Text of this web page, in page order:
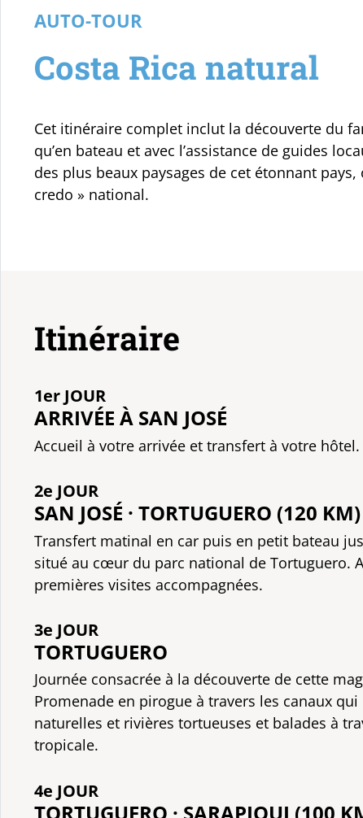
AUTO-TOUR
Costa Rica natural
Cet itinéraire complet inclut la découverte du
qu’en bateau et avec l’assistance de guides
des plus beaux paysages de cet étonnant
credo » national.
Itinéraire
1er JOUR
ARRIVÉE À SAN JOSÉ
Accueil à votre arrivée et transfert à votre hôtel.
2e JOUR
SAN JOSÉ · TORTUGUERO (120 KM)
Transfert matinal en car puis en petit bateau
situé au cœur du parc national de Tortuguero.
premières visites accompagnées.
3e JOUR
TORTUGUERO
Journée consacrée à la découverte de cette
Promenade en pirogue à travers les canaux
naturelles et rivières tortueuses et balades à
tropicale.
4e JOUR
TORTUGUERO · SARAPIQUI (100